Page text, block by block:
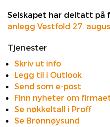
Selskapet har deltatt på
anlegg Vestfold 27.
Tjenester
Skriv ut info
Legg til i Outlook
Send som e-post
Finn nyheter om
Se nøkkeltall i Proff
Se Brønnøysund